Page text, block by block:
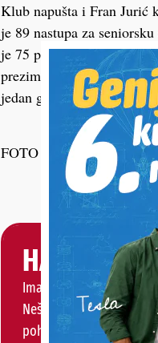
Klub napušta i Fran Jurić
je 89 nastupa za
je 75 puta te zabio 13
prezimenjak Klarić Petar
jedan gol.
FOTO NK Mladost
HALO,
Imate priču, vijest, fotku
Nešto vas muči ili želite
pohvaliti?